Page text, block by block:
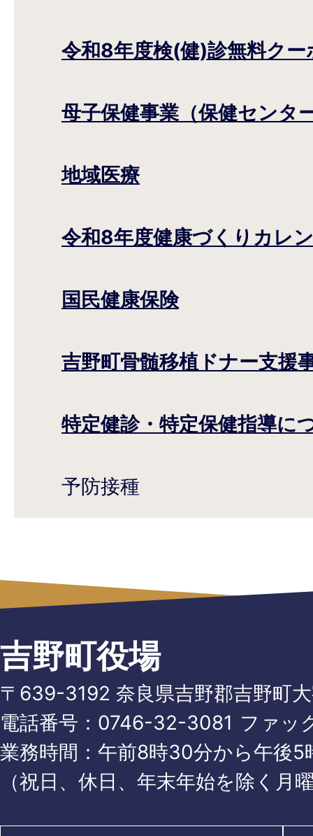
令和8年度検(健)診無料ク
母子保健事業（保健センタ
地域医療
令和8年度健康づくりカレ
国民健康保険
吉野町骨髄移植ドナー支援
特定健診・特定保健指導に
予防接種
吉野町役場
〒639-3192 奈良県吉野郡吉野町
電話番号： 0746-32-3081 ファッ
業務時間：午前8時30分から午後5
（祝日、休日、年末年始を除く月